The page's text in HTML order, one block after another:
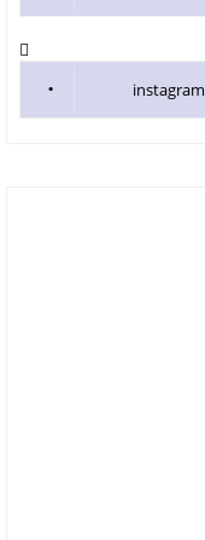
instagram